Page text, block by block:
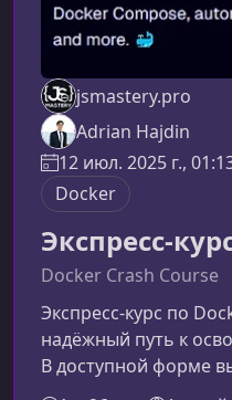
jsmastery.pro
Adrian Hajdin
12 июл. 2025 г.,
Docker
Экспресс-
Docker Crash Course
Экспресс-курс по
надёжный путь к
В доступной форме
работы с образами,